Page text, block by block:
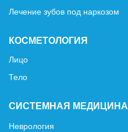
Лечение зубов под наркозом
КОСМЕТОЛОГИЯ
Лицо
Тело
СИСТЕМНАЯ МЕДИЦИНА
Неврология